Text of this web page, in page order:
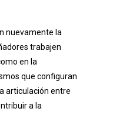
nuevamente la
trabajen
en la
que configuran
articulación entre
a la